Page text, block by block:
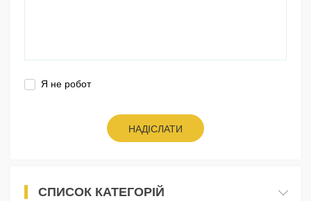
Я не робот
НАДІСЛАТИ
СПИСОК КАТЕГОРІЙ